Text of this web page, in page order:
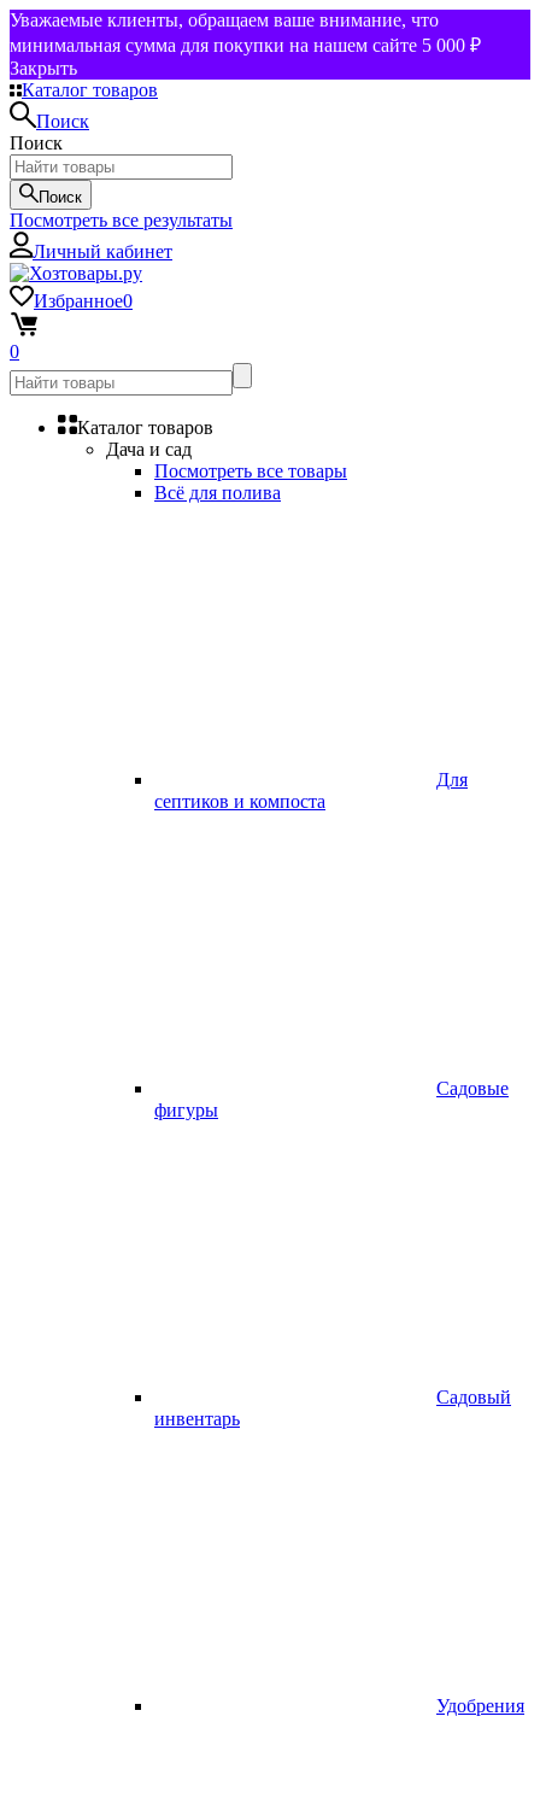
Уважаемые клиенты, обращаем ваше внимание, что
минимальная сумма для покупки на нашем сайте 5 000 ₽
Закрыть
Каталог товаров
Поиск
Поиск
Поиск
Посмотреть все результаты
Личный кабинет
Избранное0
0
Каталог товаров
Дача и сад
Посмотреть все товары
Всё для полива
Для
септиков и компоста
Садовые
фигуры
Садовый
инвентарь
Удобрения